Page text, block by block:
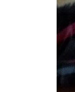
Zum Hauptinhalt